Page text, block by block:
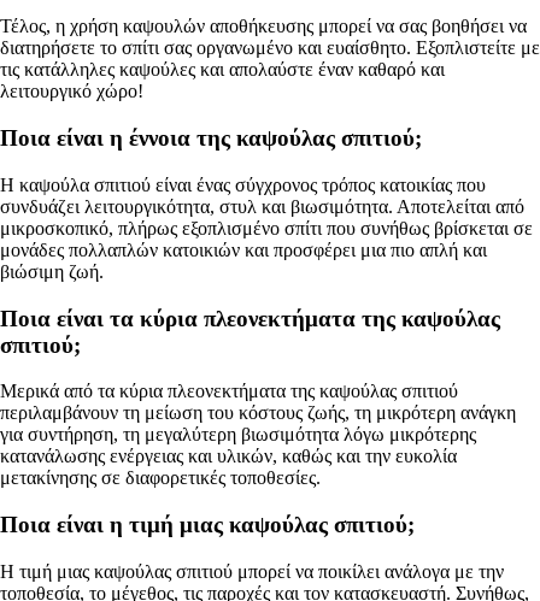
Τέλος, η χρήση καψουλών αποθήκευσης μπορεί να σας βοηθήσει να
διατηρήσετε το σπίτι σας οργανωμένο και ευαίσθητο. Εξοπλιστείτε με
τις κατάλληλες καψούλες και απολαύστε έναν καθαρό και
λειτουργικό χώρο!
Ποια είναι η έννοια της καψούλας σπιτιού;
Η καψούλα σπιτιού είναι ένας σύγχρονος τρόπος κατοικίας που
συνδυάζει λειτουργικότητα, στυλ και βιωσιμότητα. Αποτελείται από
μικροσκοπικό, πλήρως εξοπλισμένο σπίτι που συνήθως βρίσκεται σε
μονάδες πολλαπλών κατοικιών και προσφέρει μια πιο απλή και
βιώσιμη ζωή.
Ποια είναι τα κύρια πλεονεκτήματα της καψούλας
σπιτιού;
Μερικά από τα κύρια πλεονεκτήματα της καψούλας σπιτιού
περιλαμβάνουν τη μείωση του κόστους ζωής, τη μικρότερη ανάγκη
για συντήρηση, τη μεγαλύτερη βιωσιμότητα λόγω μικρότερης
κατανάλωσης ενέργειας και υλικών, καθώς και την ευκολία
μετακίνησης σε διαφορετικές τοποθεσίες.
Ποια είναι η τιμή μιας καψούλας σπιτιού;
Η τιμή μιας καψούλας σπιτιού μπορεί να ποικίλει ανάλογα με την
τοποθεσία, το μέγεθος, τις παροχές και τον κατασκευαστή. Συνήθως,